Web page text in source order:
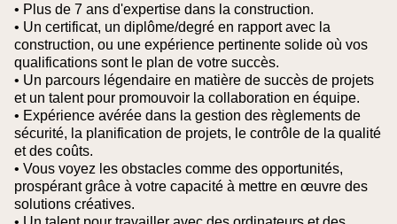
• Plus de 7 ans d'expertise dans la construction.
• Un certificat, un diplôme/degré en rapport avec la
construction, ou une expérience pertinente solide où vos
qualifications sont le plan de votre succès.
• Un parcours légendaire en matière de succès de projets
et un talent pour promouvoir la collaboration en équipe.
• Expérience avérée dans la gestion des règlements de
sécurité, la planification de projets, le contrôle de la qualité
et des coûts.
• Vous voyez les obstacles comme des opportunités,
prospérant grâce à votre capacité à mettre en œuvre des
solutions créatives.